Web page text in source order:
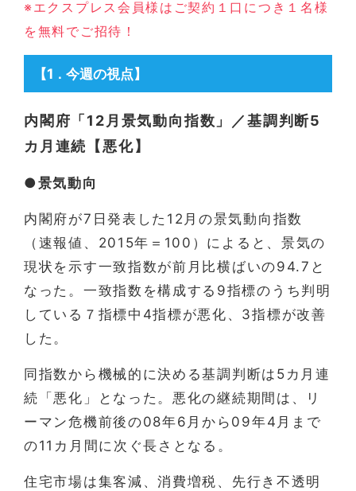
※エクスプレス会員様はご契約１口につき１名様
を無料でご招待！
【1 ． 今週の視点】
内閣府「12月景気動向指数」／基調判断5
カ月連続【悪化】
●景気動向
内閣府が7日発表した12月の景気動向指数
（速報値、2015年＝100）によると、景気の
現状を示す一致指数が前月比横ばいの94.7と
なった。一致指数を構成する9指標のうち判明
している７指標中4指標が悪化、3指標が改善
した。
同指数から機械的に決める基調判断は5カ月連
続「悪化」となった。悪化の継続期間は、リ
ーマン危機前後の08年6月から09年4月まで
の11カ月間に次ぐ長さとなる。
住宅市場は集客減、消費増税、先行き不透明